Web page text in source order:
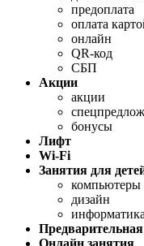
предоплата
оплата
онлайн
QR-код
СБП
Акции
акции
бонусы
Лифт
Wi-Fi
Занятия для
компьютеры
дизайн
информатика
Предварительная
Онлайн занятия